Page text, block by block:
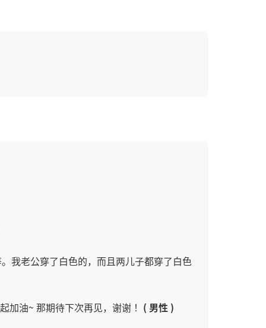
我老公穿了白色的，而且两儿子都穿了白色
加油~ 那期待下次再见，谢谢！ ( 男性 )